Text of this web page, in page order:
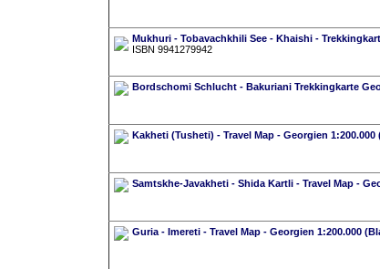
Mukhuri - Tobavachkhili See - Khaishi -
ISBN 9941279942
Bordschomi Schlucht - Bakuriani Trekkingkarte
Kakheti (Tusheti) - Travel Map - Georgien 1:200.000
Samtskhe-Javakheti - Shida Kartli - Travel Map -
Guria - Imereti - Travel Map - Georgien 1:200.000